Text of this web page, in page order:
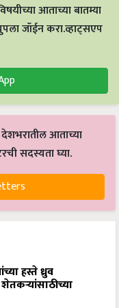
आताच्या बातम्या
जॉईन करा.व्हाट्सएप
आताच्या
सदस्यता घ्या.
हस्ते ध्रुव